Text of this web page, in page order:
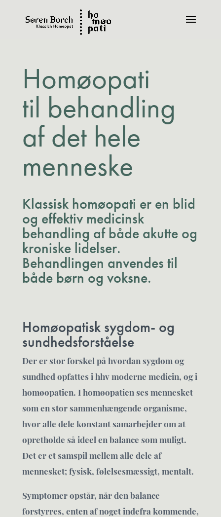
Homøopati
til behandling
af det hele
menneske
Klassisk homøopati er en blid
og effektiv medicinsk
behandling af både akutte og
kroniske lidelser.
Behandlingen anvendes til
både børn og voksne.
Homøopatisk sygdom- og
sundhedsforståelse
Der er stor forskel på hvordan sygdom og
sundhed opfattes i hhv moderne medicin, og i
homøopatien. I homøopatien ses mennesket
som en stor sammenhængende organisme,
hvor alle dele konstant samarbejder om at
opretholde så ideel en balance som muligt.
Det er et samspil mellem alle dele af
mennesket; fysisk, følelsesmæssigt, mentalt.
Symptomer opstår, når den balance
forstyrres, enten af noget indefra kommende,